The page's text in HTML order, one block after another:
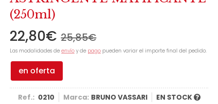
(250ml)
22,80€ 25,85€
Las modalidades de envío y de pago pueden variar el importe final del pedido.
en oferta
Ref.: 0210 Marca: BRUNO VASSARI EN STOCK